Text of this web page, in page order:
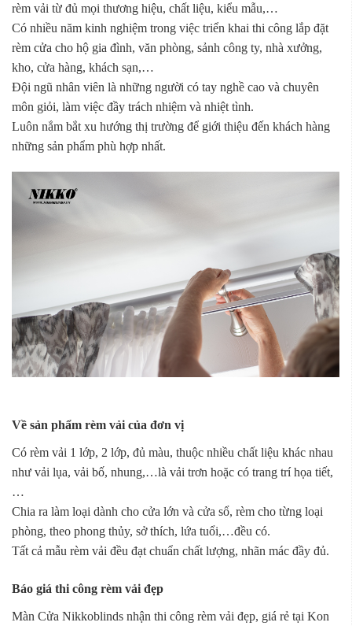
rèm vải từ đủ mọi thương hiệu, chất liệu, kiểu mẫu,…
Có nhiều năm kinh nghiệm trong việc triển khai thi công lắp đặt
rèm cửa cho hộ gia đình, văn phòng, sảnh công ty, nhà xưởng,
kho, cửa hàng, khách sạn,…
Đội ngũ nhân viên là những người có tay nghề cao và chuyên
môn giỏi, làm việc đầy trách nhiệm và nhiệt tình.
Luôn nắm bắt xu hướng thị trường để giới thiệu đến khách hàng
những sản phẩm phù hợp nhất.
Về sản phẩm rèm vải của đơn vị
Có rèm vải 1 lớp, 2 lớp, đủ màu, thuộc nhiều chất liệu khác nhau
như vải lụa, vải bố, nhung,…là vải trơn hoặc có trang trí họa tiết,
…
Chia ra làm loại dành cho cửa lớn và cửa sổ, rèm cho từng loại
phòng, theo phong thủy, sở thích, lứa tuổi,…đều có.
Tất cả mẫu rèm vải đều đạt chuẩn chất lượng, nhãn mác đầy đủ.
Báo giá thi công rèm vải đẹp
Màn Cửa Nikkoblinds nhận thi công rèm vải đẹp, giá rẻ tại Kon